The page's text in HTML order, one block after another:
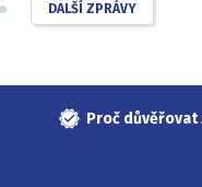
DALŠÍ ZPRÁVY
Proč